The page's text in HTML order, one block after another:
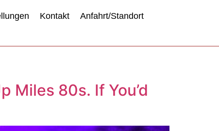
Kontakt Anfahrt/Standort
Miles 80s. If You’d